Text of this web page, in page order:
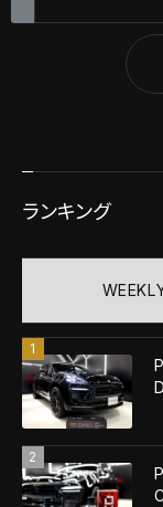
Coating＋MP
Glass Coating！！
ランキング